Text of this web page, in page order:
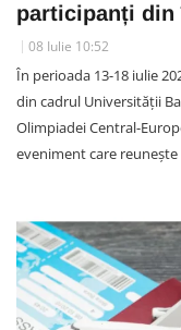
participanți din
08 Iulie 10:52
În perioada 13-18 iulie
din cadrul Universității
Olimpiadei Central-
eveniment care